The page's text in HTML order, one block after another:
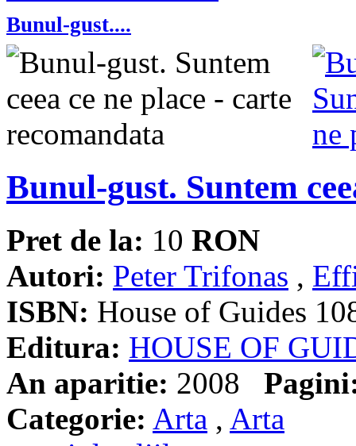
Bunul-gust....
Bunul-gust. Suntem
Pret de la: 10 RON
Autori: Peter Trifonas ,
ISBN: House of Guides
Editura: HOUSE OF
An aparitie: 2008
Categorie: Arta , Arta